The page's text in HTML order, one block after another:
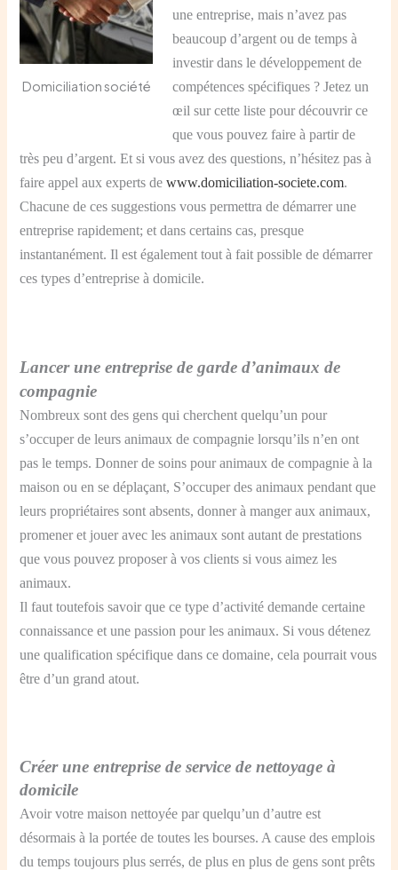
Domiciliation société
une entreprise, mais n’avez pas
beaucoup d’argent ou de temps à
investir dans le développement de
compétences spécifiques ? Jetez un
œil sur cette liste pour découvrir ce
que vous pouvez faire à partir de
très peu d’argent. Et si vous avez des questions, n’hésitez pas à
faire appel aux experts dewww.domiciliation-societe.com.
Chacune de ces suggestions vous permettra de démarrer une
entreprise rapidement; et dans certains cas, presque
instantanément. Il est également tout à fait possible de démarrer
ces types d’entreprise à domicile.
Lancer une entreprise de garde d’animaux de
compagnie
Nombreux sont des gens qui cherchent quelqu’un pour
s’occuper de leurs animaux de compagnie lorsqu’ils n’en ont
pas le temps. Donner de soins pour animaux de compagnie à la
maison ou en se déplaçant, S’occuper des animaux pendant que
leurs propriétaires sont absents, donner à manger aux animaux,
promener et jouer avec les animaux sont autant de prestations
que vous pouvez proposer à vos clients si vous aimez les
animaux.
Il faut toutefois savoir que ce type d’activité demande certaine
connaissance et une passion pour les animaux. Si vous détenez
une qualification spécifique dans ce domaine, cela pourrait vous
être d’un grand atout.
Créer une entreprise de service de nettoyage à
domicile
Avoir votre maison nettoyée par quelqu’un d’autre est
désormais à la portée de toutes les bourses. A cause des emplois
du temps toujours plus serrés, de plus en plus de gens sont prêts